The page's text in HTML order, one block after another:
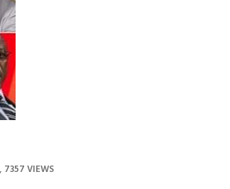
7357 VIEWS